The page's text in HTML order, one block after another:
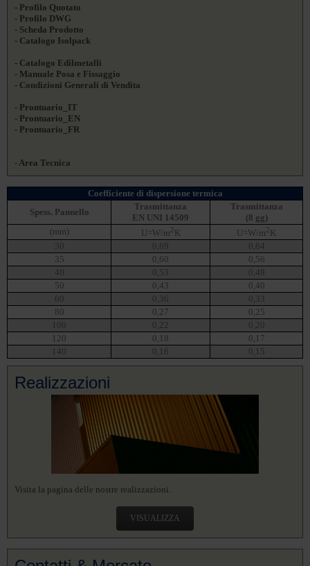
- Profilo Quotato
- Profilo DWG
- Scheda Prodotto
- Catalogo Isolpack
- Catalogo Edilmetalli
- Manuale Posa e Fissaggio
- Condizioni Generali di Vendita
- Prontuario_IT
- Prontuario_EN
- Prontuario_FR
- Area Tecnica
Coefficiente di dispersione termica
Spess. Pannello
Trasmittanza
EN UNI 14509
Trasmittanza
(8 gg)
(mm)
U=W/m 2K U=W/m 2K
30
0,69
0,64
35
0,60
0,56
40
0,53
0,49
50
0,43
0,40
60
0,36
0,33
80
0,27
0,25
100
0,22
0,20
120
0,18
0,17
140
0,16 0,15
Realizzazioni
Visita la pagina delle nostre realizzazioni.
VISUALIZZA